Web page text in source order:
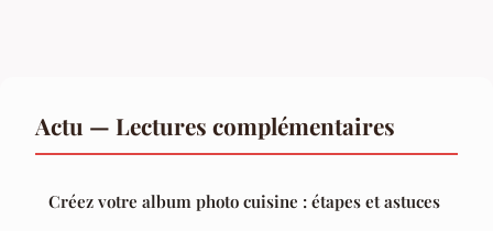
Actu — Lectures complémentaires
Créez votre album photo cuisine : étapes et astuces